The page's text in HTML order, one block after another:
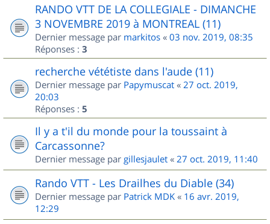
RANDO VTT DE LA COLLEGIALE - DIMANCHE
3 NOVEMBRE 2019 à MONTREAL (11)
Dernier message par markitos « 03 nov. 2019, 08:35
Réponses : 3
recherche vététiste dans l'aude (11)
Dernier message par Papymuscat « 27 oct. 2019,
20:03
Réponses : 5
Il y a t'il du monde pour la toussaint à
Carcassonne?
Dernier message par gillesjaulet « 27 oct. 2019, 11:40
Rando VTT - Les Drailhes du Diable (34)
Dernier message par Patrick MDK « 16 avr. 2019,
12:29